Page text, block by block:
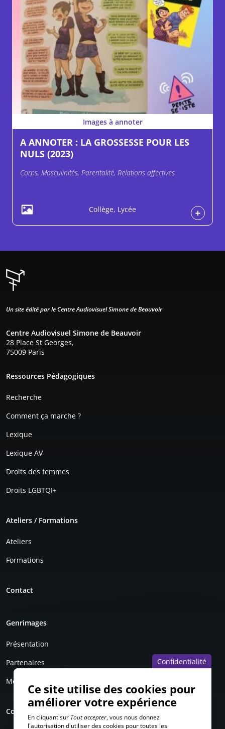
Images à annoter
A ANNOTER : LA GROSSESSE POUR LES
NULS (2023)
Corps, Masculinités, Parentalité, Relations affectives
Collège, Lycée
Un site édité par le Centre Audiovisuel Simone de Beauvoir
Centre Audiovisuel Simone de Beauvoir
28 Place St Georges,
75009 Paris
Ressources Pédagogiques
Recherche
Comment ça marche ?
Lexique
Lexique AV
Droits des femmes
Droits LGBTQI+
Ateliers / Formations
Ateliers
Formations
Contact
Genrimages
Présentation
Partenaires
Mentions légales
Compte personnel
Confidentialité
Ce site utilise des cookies pour
améliorer votre expérience
En cliquant sur Tout accepter, vous nous donnez
l'autorisation d'utiliser des cookies pour toutes les